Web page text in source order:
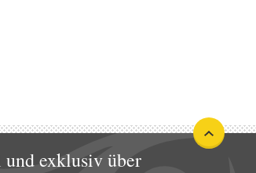
und exklusiv über